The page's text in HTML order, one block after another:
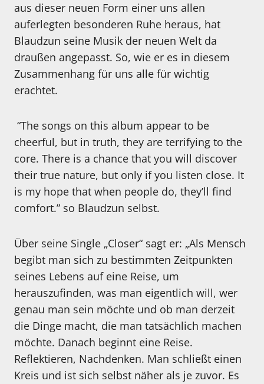
aus dieser neuen Form einer uns allen
auferlegten besonderen Ruhe heraus, hat
Blaudzun seine Musik der neuen Welt da
draußen angepasst. So, wie er es in diesem
Zusammenhang für uns alle für wichtig
erachtet.
“The songs on this album appear to be
cheerful, but in truth, they are terrifying to the
core. There is a chance that you will discover
their true nature, but only if you listen close. It
is my hope that when people do, they’ll find
comfort.” so Blaudzun selbst.
Über seine Single „Closer“ sagt er: „Als Mensch
begibt man sich zu bestimmten Zeitpunkten
seines Lebens auf eine Reise, um
herauszufinden, was man eigentlich will, wer
genau man sein möchte und ob man derzeit
die Dinge macht, die man tatsächlich machen
möchte. Danach beginnt eine Reise.
Reflektieren, Nachdenken. Man schließt einen
Kreis und ist sich selbst näher als je zuvor. Es